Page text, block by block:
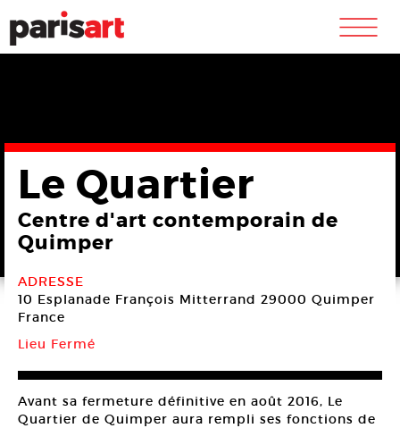
m
Le Quartier
Centre d'art contemporain de
Quimper
ADRESSE
10 Esplanade François Mitterrand 29000 Quimper
France
Lieu Fermé
Avant sa fermeture définitive en août 2016, Le
Quartier de Quimper aura rempli ses fonctions de